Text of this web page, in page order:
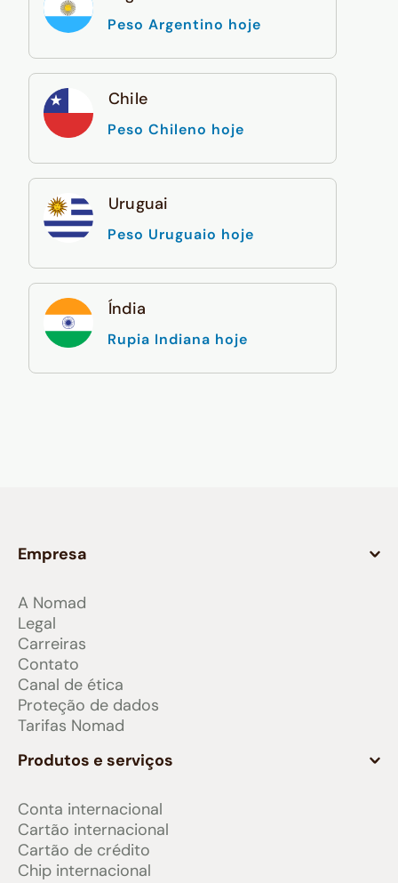
Peso Argentino hoje
Chile
Peso Chileno hoje
Uruguai
Peso Uruguaio hoje
Índia
Rupia Indiana hoje
Empresa
A Nomad
Legal
Carreiras
Contato
Canal de ética
Proteção de dados
Tarifas Nomad
Produtos e serviços
Conta internacional
Cartão internacional
Cartão de crédito
Chip internacional